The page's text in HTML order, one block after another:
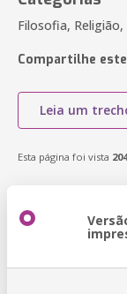
Filosofia,
Compartilhe
Leia um
Esta página foi vista